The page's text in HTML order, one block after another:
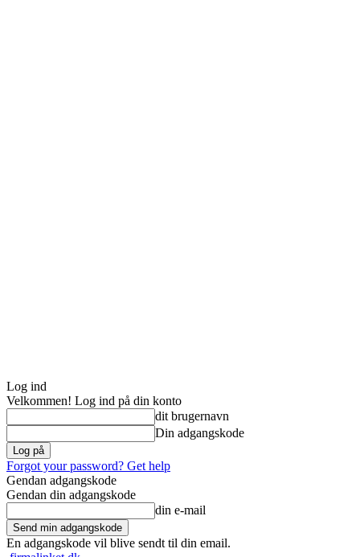
Log ind
Velkommen! Log ind på din konto
dit brugernavn
Din adgangskode
Forgot your password? Get help
Gendan adgangskode
Gendan din adgangskode
din e-mail
En adgangskode vil blive sendt til din email.